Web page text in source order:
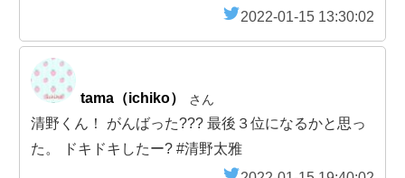
2022-01-15 13:30:02
tama（ichiko） さん
清野くん！ がんばった??? 最後３位になるかと思っ
た。 ドキドキしたー? #清野太雅